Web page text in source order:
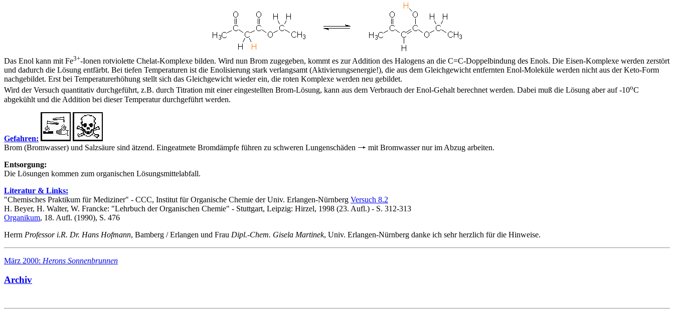
Das Enol kann mit Fe3+-Ionen rotviolette Chelat-Komplexe bilden. Wird nun Brom zugegeben, kommt es zur Addition des Halogens an die C=C-Doppelbindung des Enols. Die Eisen-Komplexe werden zerstört
und dadurch die Lösung entfärbt. Bei tiefen Temperaturen ist die Enolisierung stark verlangsamt (Aktivierungsenergie!), die aus dem Gleichgewicht entfernten Enol-Moleküle werden nicht aus der Keto-Form
nachgebildet. Erst bei Temperaturerhöhung stellt sich das Gleichgewicht wieder ein, die roten Komplexe werden neu gebildet.
Wird der Versuch quantitativ durchgeführt, z.B. durch Titration mit einer eingestellten Brom-Lösung, kann aus dem Verbrauch der Enol-Gehalt berechnet werden. Dabei muß die Lösung aber auf -10oC
abgekühlt und die Addition bei dieser Temperatur durchgeführt werden.
Gefahren:
Brom (Bromwasser) und Salzsäure sind ätzend. Eingeatmete Bromdämpfe führen zu schweren Lungenschäden
mit Bromwasser nur im Abzug arbeiten.
Entsorgung:
Die Lösungen kommen zum organischen Lösungsmittelabfall.
Literatur & Links:
"Chemisches Praktikum für Mediziner" - CCC, Institut für Organische Chemie der Univ. Erlangen-Nürnberg Versuch 8.2
H. Beyer, H. Walter, W. Francke: "Lehrbuch der Organischen Chemie" - Stuttgart, Leipzig: Hirzel, 1998 (23. Aufl.) - S. 312-313
Organikum, 18. Aufl. (1990), S. 476
Herrn Professor i.R. Dr. Hans Hofmann, Bamberg / Erlangen und Frau Dipl.-Chem. Gisela Martinek, Univ. Erlangen-Nürnberg danke ich sehr herzlich für die Hinweise.
März 2000: Herons Sonnenbrunnen
Archiv